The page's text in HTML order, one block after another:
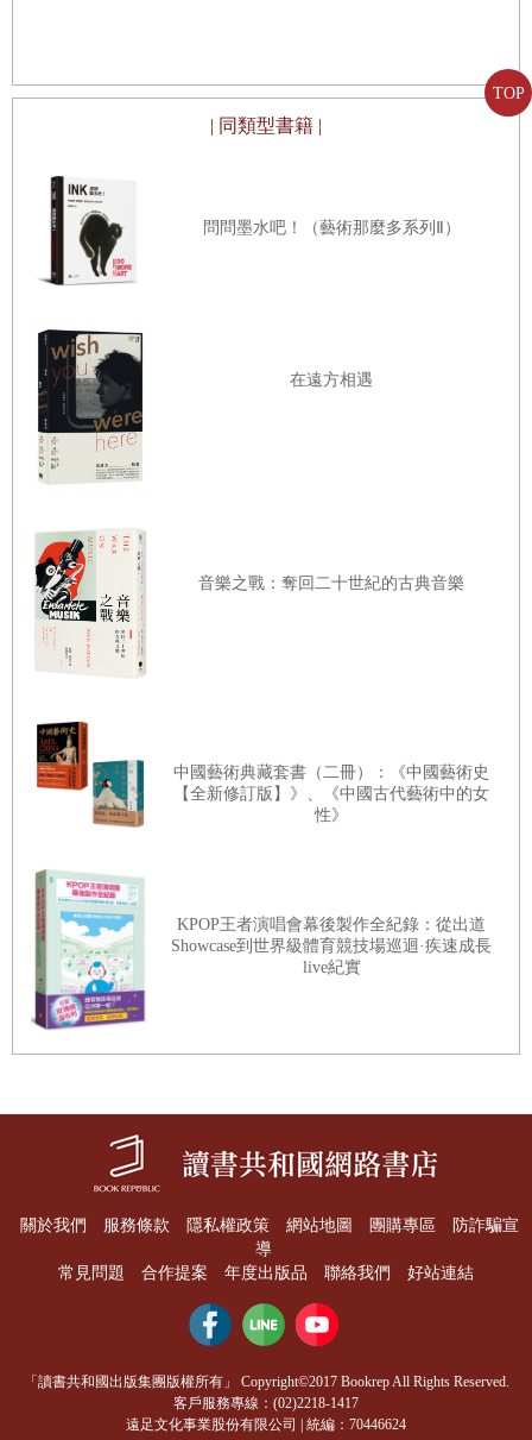
TOP
加料飲品
妻子
終身保固
好朋友
〔你的孩子，是你的孩子嗎？〕
撞牆
小仙子
失蹤女孩
學說話
小鳥
鏡子
小組作業
驅魔
完美小女孩
惡魔
蜘蛛．人
【小說篇】挑戰想像神經
4神探八重尾：神經質作家殺人事件（上集）
在這個黑暗的時刻，如果能帶給翻開本書的讀者們，一
我們會繼續嘗試用作品鼓舞人心，希望大家都能順利度
過這次可怕的疫情災難，祝願大家安好，一切平安。
摘 文
＜回家＞
我的老家。
我在上國中時，就搬出老家到外面住了，再也沒有回老
並不是因為和父母處不好的關係。
之所以不肯回老家住，是因為－－這幢房子鬧鬼。
是的，鬧鬼。我不是開玩笑的，我小時候親眼見過盤據
在這房子裡的鬼。
我曾經和父母提過這件事，但他們從未見過我所說的
鬼，所以不怎麼相信。
雖然不相信有鬼，但他們很體諒我對這幢房子的害怕與
厭惡，認為不管怎麼說，我不喜歡住在這房子裡是事
實，所以安排我去讀寄宿學校，在我成家立業後，也從
不要求我帶老婆孩子回老家，而是他們自己來拜訪我。
| 同類型書籍 |
問問墨水吧！（藝術那麼多系列Ⅱ）
在遠方相遇
音樂之戰：奪回二十世紀的古典音樂
中國藝術典藏套書（二冊）：《中國藝術史
【全新修訂版】》、《中國古代藝術中的女
性》
KPOP王者演唱會幕後製作全紀錄：從出道
Showcase到世界級體育競技場巡迴·疾速成長
live紀實
關於我們 服務條款 隱私權政策 網站地圖 團購專區
防詐騙宣
導
常見問題
合作提案 年度出版品 聯絡我們 好站連結
「讀書共和國出版集團版權所有」 Copyright©2017 Bookrep All Rights Reserved.
客戶服務專線：(02)2218-1417
遠足文化事業股份有限公司 | 統編：70446624